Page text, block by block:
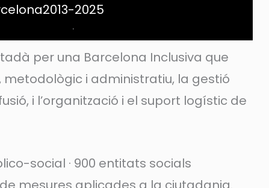
2013-2025
.
per una Barcelona Inclusiva que
i administratiu, la gestió
i l’organització i el suport logístic de
social · 900 entitats socials